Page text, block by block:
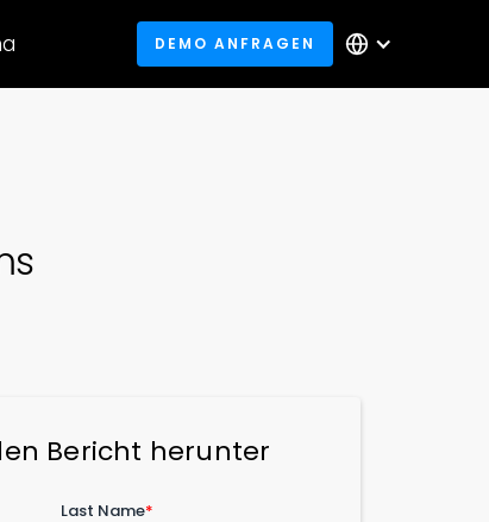
DEMO ANFRAGEN
Bericht herunter